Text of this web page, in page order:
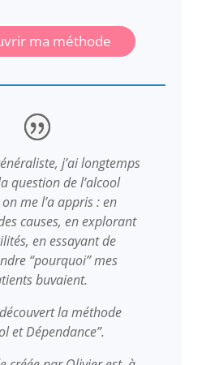
ma méthode
j’ai longtemps
question de l’alcool
me l’a appris : en
causes, en explorant
en essayant de
“pourquoi” mes
buvaient.
la méthode
et Dépendance”.